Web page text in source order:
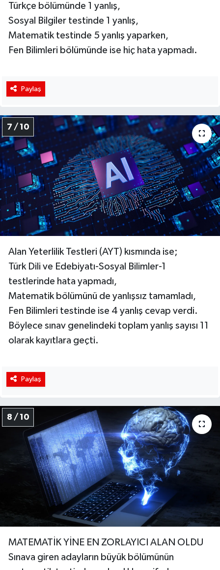
Türkçe bölümünde 1 yanlış,
Sosyal Bilgiler testinde 1 yanlış,
Matematik testinde 5 yanlış yaparken,
Fen Bilimleri bölümünde ise hiç hata yapmadı.
Paylaş
7 / 10
Alan Yeterlilik Testleri (AYT) kısmında ise;
Türk Dili ve Edebiyatı-Sosyal Bilimler-1
testlerinde hata yapmadı,
Matematik bölümünü de yanlışsız tamamladı,
Fen Bilimleri testinde ise 4 yanlış cevap verdi.
Böylece sınav genelindeki toplam yanlış sayısı 11
olarak kayıtlara geçti.
Paylaş
8 / 10
MATEMATİK YİNE EN ZORLAYICI ALAN OLDU
Sınava giren adayların büyük bölümünün